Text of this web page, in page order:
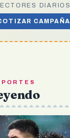
DIARIOS
CAMPAÑA